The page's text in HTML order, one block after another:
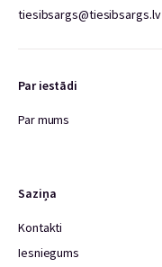
tiesibsargs@tiesibsargs.lv
Par iestādi
Par mums
Saziņa
Kontakti
Iesniegums